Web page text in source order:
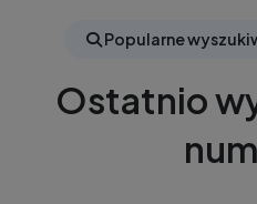
Popularne
Ostatnio